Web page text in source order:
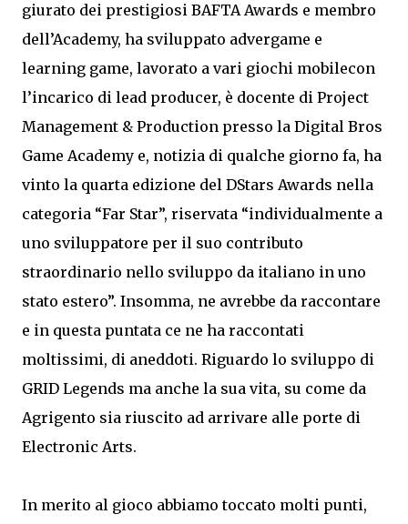
giurato dei prestigiosi BAFTA Awards e membro
dell’Academy, ha sviluppato advergame e
learning game, lavorato a vari giochi mobilecon
l’incarico di lead producer, è docente di Project
Management & Production presso la Digital Bros
Game Academy e, notizia di qualche giorno fa, ha
vinto la quarta edizione del DStars Awards nella
categoria “Far Star”, riservata “individualmente a
uno sviluppatore per il suo contributo
straordinario nello sviluppo da italiano in uno
stato estero”. Insomma, ne avrebbe da raccontare
e in questa puntata ce ne ha raccontati
moltissimi, di aneddoti. Riguardo lo sviluppo di
GRID Legends ma anche la sua vita, su come da
Agrigento sia riuscito ad arrivare alle porte di
Electronic Arts.
In merito al gioco abbiamo toccato molti punti,